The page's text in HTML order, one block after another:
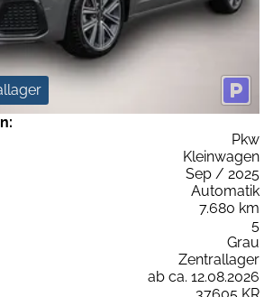
Pkw
Kleinwagen
Sep / 2025
Automatik
7.680 km
5
Grau
Zentrallager
ab ca. 12.08.2026
37605 KR